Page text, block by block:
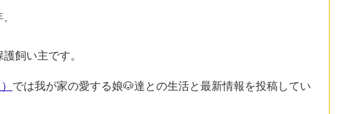
飼い主です。
では我が家の愛する娘🐶達との生活と最新情報を投稿してい